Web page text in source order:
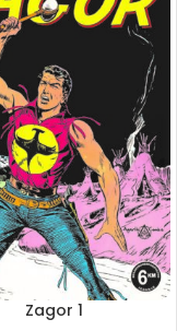
Zagor 1